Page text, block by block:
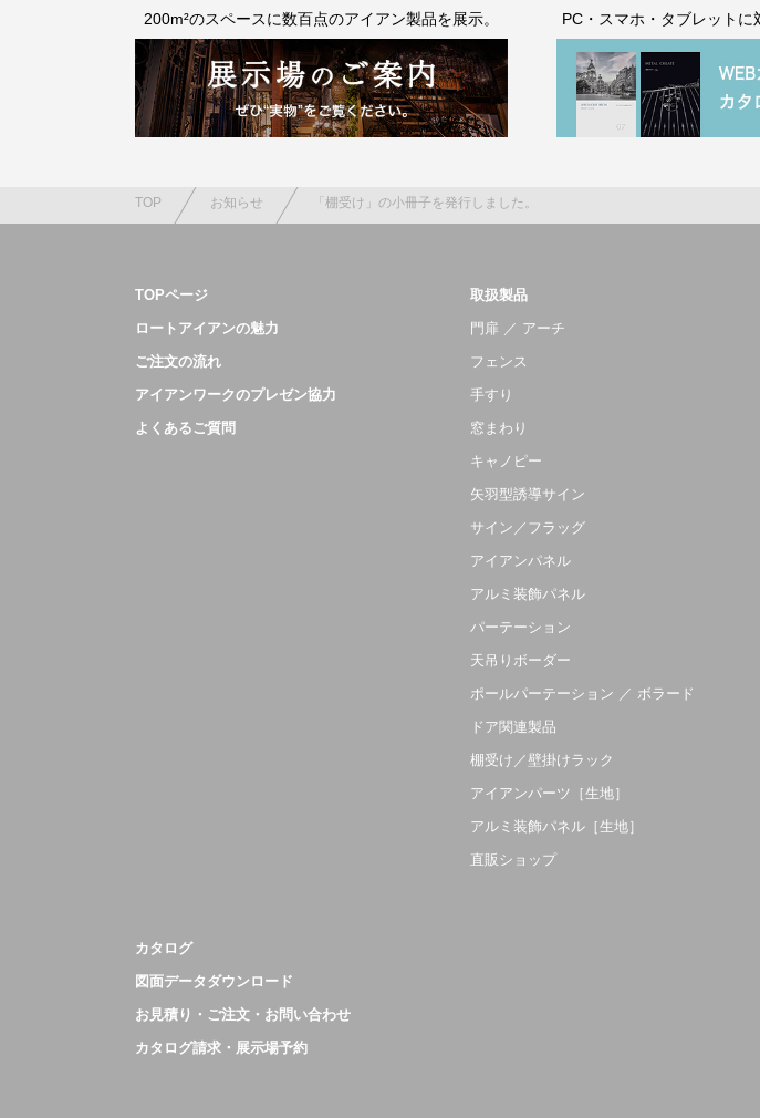
200m²のスペースに数百点のアイアン製品を展示。 PC・スマホ・タブレットに
TOP お知らせ 「棚受け」の小冊子を発行しました。
TOPページ
ロートアイアンの魅力
ご注文の流れ
アイアンワークのプレゼン協力
よくあるご質問
取扱製品
門扉 ／ アーチ
フェンス
手すり
窓まわり
キャノピー
矢羽型誘導サイン
サイン／フラッグ
アイアンパネル
アルミ装飾パネル
パーテーション
天吊りボーダー
ポールパーテーション ／ ボラード
ドア関連製品
棚受け／壁掛けラック
アイアンパーツ［生地］
アルミ装飾パネル［生地］
直販ショップ
カタログ
図面データダウンロード
お見積り・ご注文・お問い合わせ
カタログ請求・展示場予約